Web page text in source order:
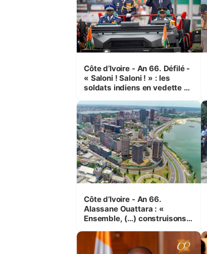
Côte d’Ivoire - An 66. Défilé -
« Saloni ! Saloni ! » : les
soldats indiens en vedette à
Côte d’Ivoire - An 66.
Alassane Ouattara : «
Ensemble, (…) construisons
mêmes et pour les
générations futures »